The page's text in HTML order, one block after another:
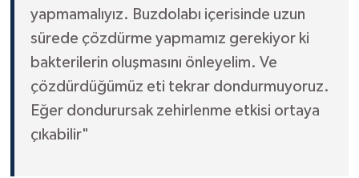
yapmamalıyız. Buzdolabı içerisinde uzun
sürede çözdürme yapmamız gerekiyor ki
bakterilerin oluşmasını önleyelim. Ve
çözdürdüğümüz eti tekrar dondurmuyoruz.
Eğer dondurursak zehirlenme etkisi ortaya
çıkabilir"